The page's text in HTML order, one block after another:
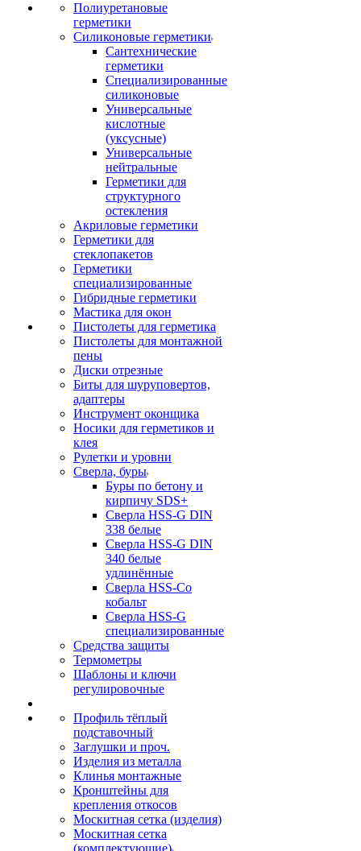
Полиуретановые
герметики
Силиконовые герметики
Сантехнические
герметики
Специализированные
силиконовые
Универсальные
кислотные
(уксусные)
Универсальные
нейтральные
Герметики для
структурного
остекления
Акриловые герметики
Герметики для
стеклопакетов
Герметики
специализированные
Гибридные герметики
Мастика для окон
Пистолеты для герметика
Пистолеты для монтажной
пены
Диски отрезные
Биты для шуруповертов,
адаптеры
Инструмент оконщика
Носики для герметиков и
клея
Рулетки и уровни
Сверла, буры
Буры по бетону и
кирпичу SDS+
Сверла HSS-G DIN
338 белые
Сверла HSS-G DIN
340 белые
удлинённые
Сверла HSS-Co
кобальт
Сверла HSS-G
специализированные
Средства защиты
Термометры
Шаблоны и ключи
регулировочные
Профиль тёплый
подставочный
Заглушки и проч.
Изделия из металла
Клинья монтажные
Кронштейны для
крепления откосов
Москитная сетка (изделия)
Москитная сетка
(комплектующие)